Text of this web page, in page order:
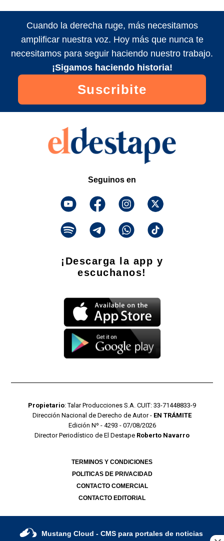
Cuando la derecha ruge, más necesitamos
amplificar nuestra voz. Hoy más que nunca te
necesitamos para seguir haciendo nuestro trabajo.
¡Sigamos haciendo historia!
Suscribite
Seguinos en
¡Descarga la app y
escuchanos!
Propietario: Talar Producciones S.A. CUIT: 33-71448833-9
Dirección Nacional de Derecho de Autor - EN TRÁMITE
Edición Nº - 4293 - 07/08/2026
Director Periodístico de El Destape Roberto Navarro
TERMINOS Y CONDICIONES
POLITICAS DE PRIVACIDAD
CONTACTO COMERCIAL
CONTACTO EDITORIAL
Mustang Cloud - CMS para portales de noticias